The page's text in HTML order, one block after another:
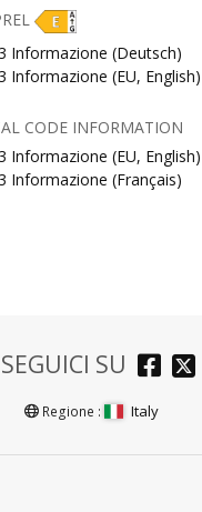
Informazione (Deutsch)
Informazione (EU, English)
CODE INFORMATION
Informazione (EU, English)
Informazione (Français)
SEGUICI SU
Regione : Italy